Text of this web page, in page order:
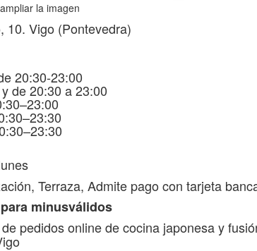
la imagen
10. Vigo (Pontevedra)
20:30-23:00
de 20:30 a 23:00
Terraza, Admite pago con tarjeta
minusválidos
pedidos online de cocina japonesa y